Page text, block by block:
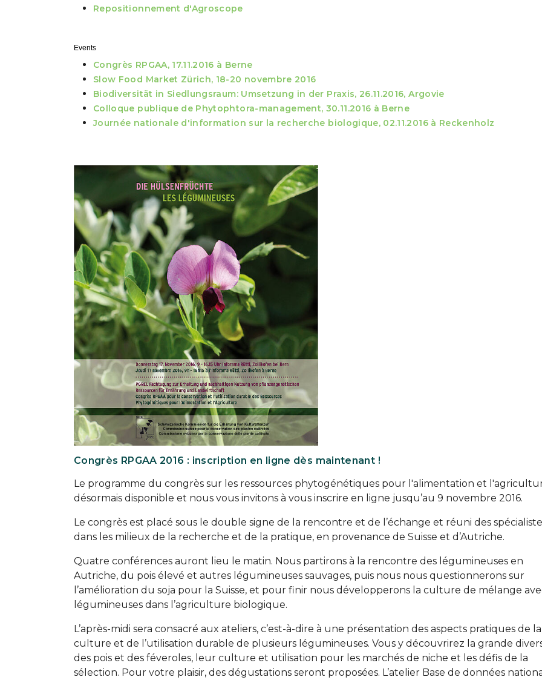
Repositionnement d'Agroscope
Events
Congrès RPGAA, 17.11.2016 à Berne
Slow Food Market Zürich, 18-20 novembre 2016
Biodiversität in Siedlungsraum: Umsetzung in der Praxis, 26.11.2016, Argovie
Colloque publique de Phytophtora-management, 30.11.2016 à Berne
Journée nationale d'information sur la recherche biologique, 02.11.2016 à Reckenholz
Show larger version
Congrès RPGAA 2016 : inscription en ligne dès maintenant !
Le programme du congrès sur les ressources phytogénétiques pour l'alimentation et
désormais disponible et nous vous invitons à vous inscrire en ligne jusqu’au 9 novembre 2016.
Le congrès est placé sous le double signe de la rencontre et de l’échange et réuni des
dans les milieux de la recherche et de la pratique, en provenance de Suisse et d’Autriche.
Quatre conférences auront lieu le matin. Nous partirons à la rencontre des légumineuses en
Autriche, du pois élevé et autres légumineuses sauvages, puis nous nous questionnerons sur
l’amélioration du soja pour la Suisse, et pour finir nous développerons la culture de mélange
légumineuses dans l’agriculture biologique.
L’après-midi sera consacré aux ateliers, c’est-à-dire à une présentation des aspects pratiques de la
culture et de l’utilisation durable de plusieurs légumineuses. Vous y découvrirez la grande
des pois et des féveroles, leur culture et utilisation pour les marchés de niche et les défis de la
sélection. Pour votre plaisir, des dégustations seront proposées. L’atelier Base de données